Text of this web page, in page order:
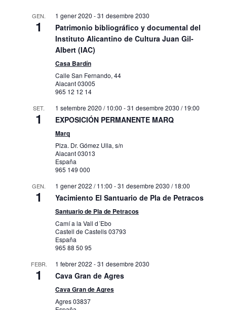
GEN.
1
1 gener 2020 -31 desembre 2030
Patrimonio bibliográfico y documental del
Instituto Alicantino de Cultura Juan Gil-
Albert (IAC)
Casa Bardín
Calle San Fernando, 44
Alacant03005
965 12 12 14
SET.
1
1 setembre 2020 / 10:00 -31 desembre 2030 / 19:00
EXPOSICIÓN PERMANENTE MARQ
Marq
Plza. Dr. Gómez Ulla, s/n
Alacant03013
España
965 149 000
GEN.
1
1 gener 2022 / 11:00 -31 desembre 2030 / 18:00
Yacimiento El Santuario de Pla de Petracos
Santuario de Pla de Petracos
Camí a la Vall d´Ebo
Castell de Castells03793
España
965 88 50 95
FEBR.
1
1 febrer 2022 -31 desembre 2030
Cava Gran de Agres
Cava Gran de Agres
Agres03837